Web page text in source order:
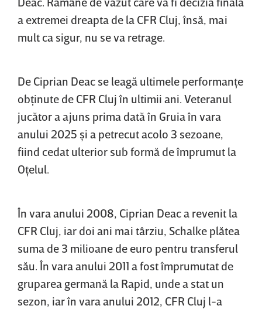
a extremei dreapta de la CFR Cluj, însă, mai
mult ca sigur, nu se va retrage.
De Ciprian Deac se leagă ultimele performanţe
obţinute de CFR Cluj în ultimii ani. Veteranul
jucător a ajuns prima dată în Gruia în vara
anului 2025 şi a petrecut acolo 3 sezoane,
fiind cedat ulterior sub formă de împrumut la
Oţelul.
În vara anului 2008, Ciprian Deac a revenit la
CFR Cluj, iar doi ani mai târziu, Schalke plătea
suma de 3 milioane de euro pentru transferul
său. În vara anului 2011 a fost împrumutat de
gruparea germană la Rapid, unde a stat un
sezon, iar în vara anului 2012, CFR Cluj l-a